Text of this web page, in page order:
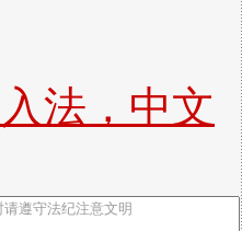
法，中文